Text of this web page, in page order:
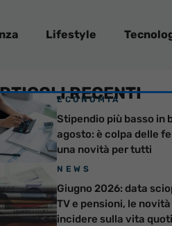
Lifestyle
RECENTI
ECONOMIA
Stipendio più basso in
agosto: è colpa delle
una novità per tutti
NEWS
Giugno 2026: data
TV e pensioni, le
incidere sulla vita